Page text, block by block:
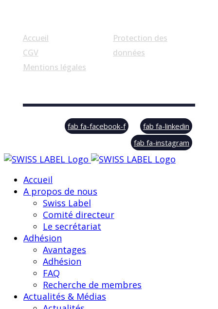
Accueil
CGV
Mentions légales
Protection des
données
© Swiss Label, All rights reserved
fab fa-facebook-f
fab fa-linkedin
fab fa-instagram
Accueil
A propos de nous
Swiss Label
Comité directeur
Le secrétariat
Adhésion
Avantages
Adhésion
FAQ
Recherche de membres
Actualités & Médias